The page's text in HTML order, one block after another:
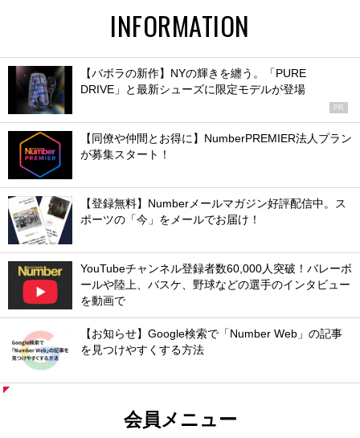
INFORMATION
【バボラの新作】NYの輝きを纏う。「PURE
DRIVE」と最新シューズに限定モデルが登場
PR
【同僚や仲間とお得に】NumberPREMIER法人プラン
が募集スタート！
【登録無料】Numberメールマガジン好評配信中。ス
ポーツの「今」をメールでお届け！
YouTubeチャンネル登録者数60,000人突破！バレーボ
ールや陸上、バスケ、野球などの選手のインタビュー
を動画で
【お知らせ】Google検索で「Number Web」の記事
を見つけやすくする方法
会員メニュー